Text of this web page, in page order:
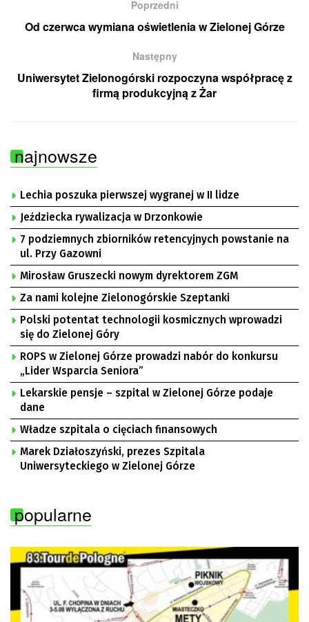
Poprzedni
Od czerwca wymiana oświetlenia w Zielonej Górze
Następny
Uniwersytet Zielonogórski rozpoczyna współpracę z
firmą produkcyjną z Żar
najnowsze
Lechia poszuka pierwszej wygranej w II lidze
Jeździecka rywalizacja w Drzonkowie
7 podziemnych zbiorników retencyjnych powstanie na
ul. Przy Gazowni
Mirosław Gruszecki nowym dyrektorem ZGM
Za nami kolejne Zielonogórskie Szeptanki
Polski potentat technologii kosmicznych wprowadzi
się do Zielonej Góry
ROPS w Zielonej Górze prowadzi nabór do konkursu
„Lider Wsparcia Seniora”
Lekarskie pensje – szpital w Zielonej Górze podaje
dane
Władze szpitala o cięciach finansowych
Marek Działoszyński, prezes Szpitala
Uniwersyteckiego w Zielonej Górze
popularne